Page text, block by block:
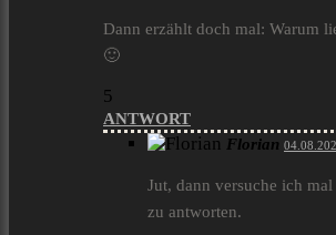
Dann erzählt doch mal: Warum
🙂
5
ANTWORT
Florian
Jut, dann versuche ich
zu antworten.